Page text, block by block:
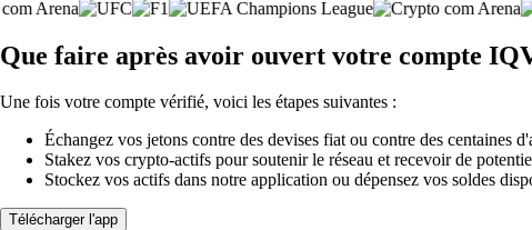
Que faire après avoir ouvert votre compte
Une fois votre compte vérifié, voici les étapes suivantes :
Échangez vos jetons contre des devises fiat ou contre des centaines
Stakez vos crypto-actifs pour soutenir le réseau et recevoir de
Stockez vos actifs dans notre application ou dépensez vos soldes
Télécharger l'app